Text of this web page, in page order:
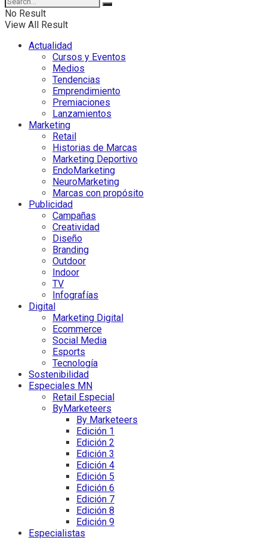
No Result
View All Result
Actualidad
Cursos y Eventos
Medios
Tendencias
Emprendimiento
Premiaciones
Lanzamientos
Marketing
Retail
Historias de Marcas
Marketing Deportivo
EndoMarketing
NeuroMarketing
Marcas con propósito
Publicidad
Campañas
Creatividad
Diseño
Branding
Outdoor
Indoor
TV
Infografías
Digital
Marketing Digital
Ecommerce
Social Media
Esports
Tecnología
Sostenibilidad
Especiales MN
Retail Especial
ByMarketeers
By Marketeers
Edición 1
Edición 2
Edición 3
Edición 4
Edición 5
Edición 6
Edición 7
Edición 8
Edición 9
Especialistas